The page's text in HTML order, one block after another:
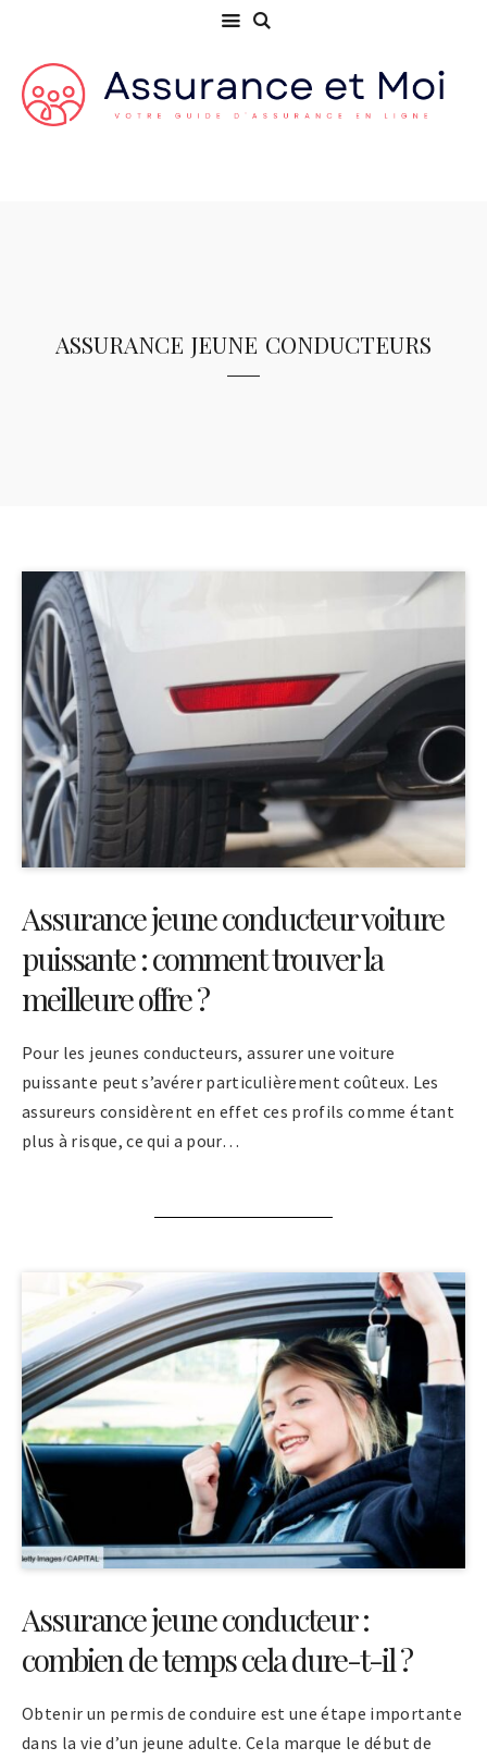
assurance jeune conducteurs
Assurance jeune conducteur voiture
puissante : comment trouver la
meilleure offre ?
Pour les jeunes conducteurs, assurer une voiture
puissante peut s’avérer particulièrement coûteux. Les
assureurs considèrent en effet ces profils comme étant
plus à risque, ce qui a pour…
Assurance jeune conducteur :
combien de temps cela dure-t-il ?
Obtenir un permis de conduire est une étape importante
dans la vie d’un jeune adulte. Cela marque le début de